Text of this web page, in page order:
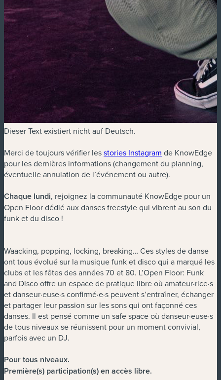
Dieser Text existiert nicht auf Deutsch.
Merci de toujours vérifier lesstories Instagram de KnowEdge
pour les dernières informations (changement du planning,
éventuelle annulation de l’événement ou autre).
Chaque lundi, rejoignez la communauté KnowEdge pour un
Open Floor dédié aux danses freestyle qui vibrent au son du
funk et du disco !
Waacking, popping, locking, breaking… Ces styles de danse
ont tous évolué sur la musique funk et disco qui a marqué les
clubs et les fêtes des années 70 et 80. L’Open Floor: Funk
and Disco offre un espace de pratique libre où amateur·rice·s
et danseur·euse·s confirmé·e·s peuvent s’entraîner, échanger
et partager leur passion sur les sons qui ont façonné ces
danses. Il est pensé comme un safe space où danseur·euse·s
de tous niveaux se réunissent pour un moment convivial,
parfois avec un DJ.
Pour tous niveaux.
Première(s) participation(s) en accès libre.